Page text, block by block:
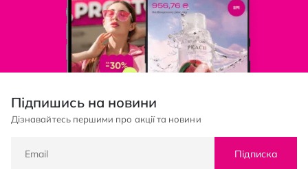
Підпишись на новини
Дізнавайтесь першими про акції та новини
Підписка